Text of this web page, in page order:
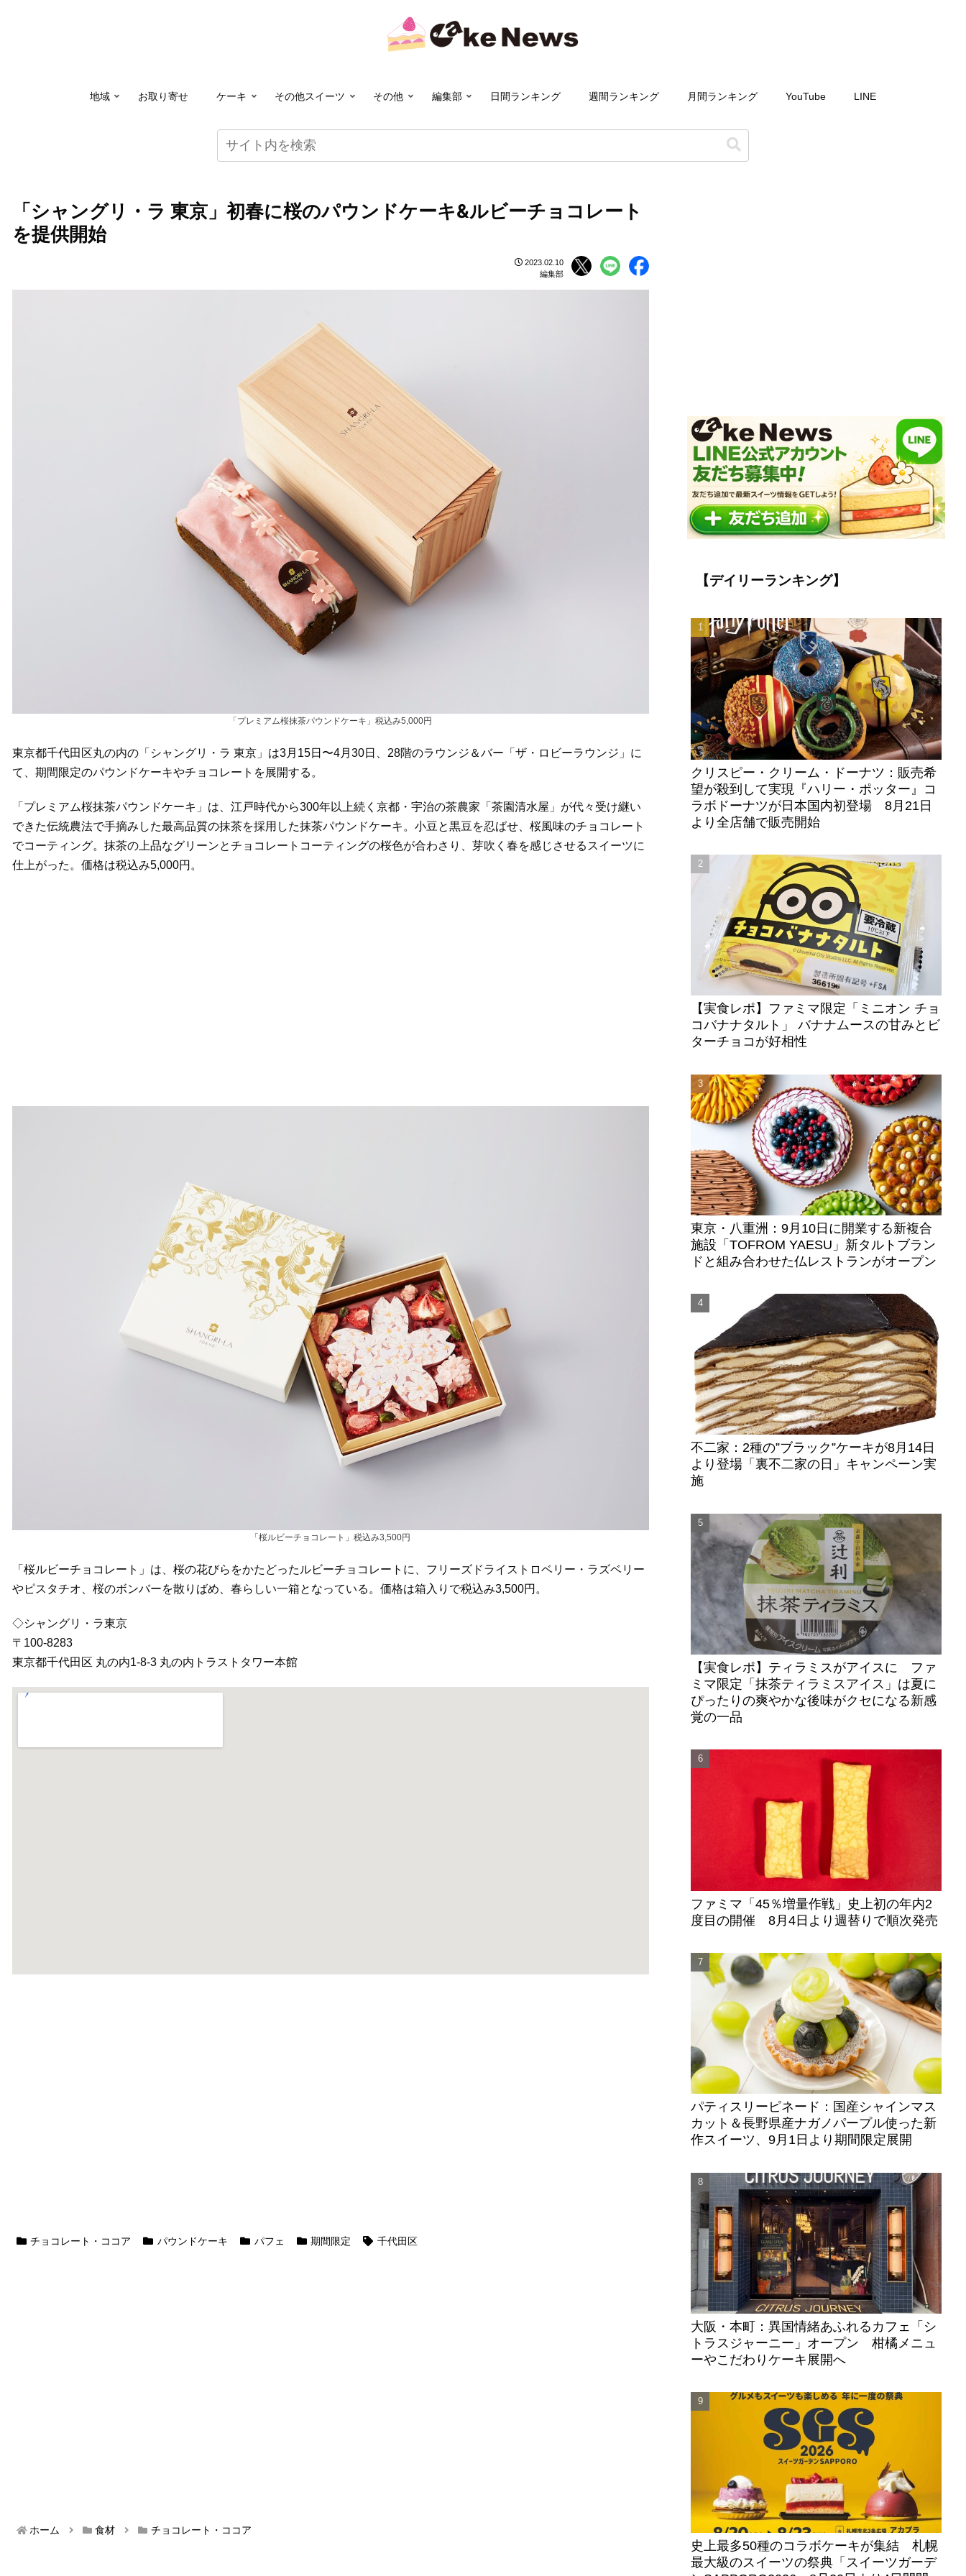
地域 お取り寄せ ケーキ その他スイーツ その他 編集部 日間ランキング 週間ランキング 月間ランキング YouTube LINE
「シャングリ・ラ 東京」初春に桜のパウンドケーキ&ルビーチョコレート
を提供開始
2023.02.10
編集部
「プレミアム桜抹茶パウンドケーキ」税込み5,000円
東京都千代田区丸の内の「シャングリ・ラ 東京」は3月15日〜4月30日、28階のラウンジ＆バー「ザ・ロビーラウンジ」に
て、期間限定のパウンドケーキやチョコレートを展開する。
「プレミアム桜抹茶パウンドケーキ」は、江戸時代から300年以上続く京都・宇治の茶農家「茶園清水屋」が代々受け継い
できた伝統農法で手摘みした最高品質の抹茶を採用した抹茶パウンドケーキ。小豆と黒豆を忍ばせ、桜風味のチョコレート
でコーティング。抹茶の上品なグリーンとチョコレートコーティングの桜色が合わさり、芽吹く春を感じさせるスイーツに
仕上がった。価格は税込み5,000円。
「桜ルビーチョコレート」税込み3,500円
「桜ルビーチョコレート」は、桜の花びらをかたどったルビーチョコレートに、フリーズドライストロベリー・ラズベリー
やピスタチオ、桜のボンバーを散りばめ、春らしい一箱となっている。価格は箱入りで税込み3,500円。
◇シャングリ・ラ東京
〒100-8283
東京都千代田区 丸の内1-8-3 丸の内トラストタワー本館
チョコレート・ココア パウンドケーキ パフェ 期間限定 千代田区
ホーム 食材 チョコレート・ココア
【デイリーランキング】
クリスピー・クリーム・ドーナツ：販売希
望が殺到して実現『ハリー・ポッター』コ
ラボドーナツが日本国内初登場 8月21日
より全店舗で販売開始
【実食レポ】ファミマ限定「ミニオン チョ
コバナナタルト」 バナナムースの甘みとビ
ターチョコが好相性
東京・八重洲：9月10日に開業する新複合
施設「TOFROM YAESU」新タルトブラン
ドと組み合わせた仏レストランがオープン
不二家：2種の”ブラック”ケーキが8月14日
より登場「裏不二家の日」キャンペーン実
施
【実食レポ】ティラミスがアイスに ファ
ミマ限定「抹茶ティラミスアイス」は夏に
ぴったりの爽やかな後味がクセになる新感
覚の一品
ファミマ「45％増量作戦」史上初の年内2
度目の開催 8月4日より週替りで順次発売
パティスリーピネード：国産シャインマス
カット＆長野県産ナガノパープル使った新
作スイーツ、9月1日より期間限定展開
大阪・本町：異国情緒あふれるカフェ「シ
トラスジャーニー」オープン 柑橘メニュ
ーやこだわりケーキ展開へ
史上最多50種のコラボケーキが集結 札幌
最大級のスイーツの祭典「スイーツガーデ